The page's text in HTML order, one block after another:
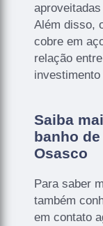
Além disso,
cobre em
relação
Saiba
banho
Osasco
Para saber
também
em contato